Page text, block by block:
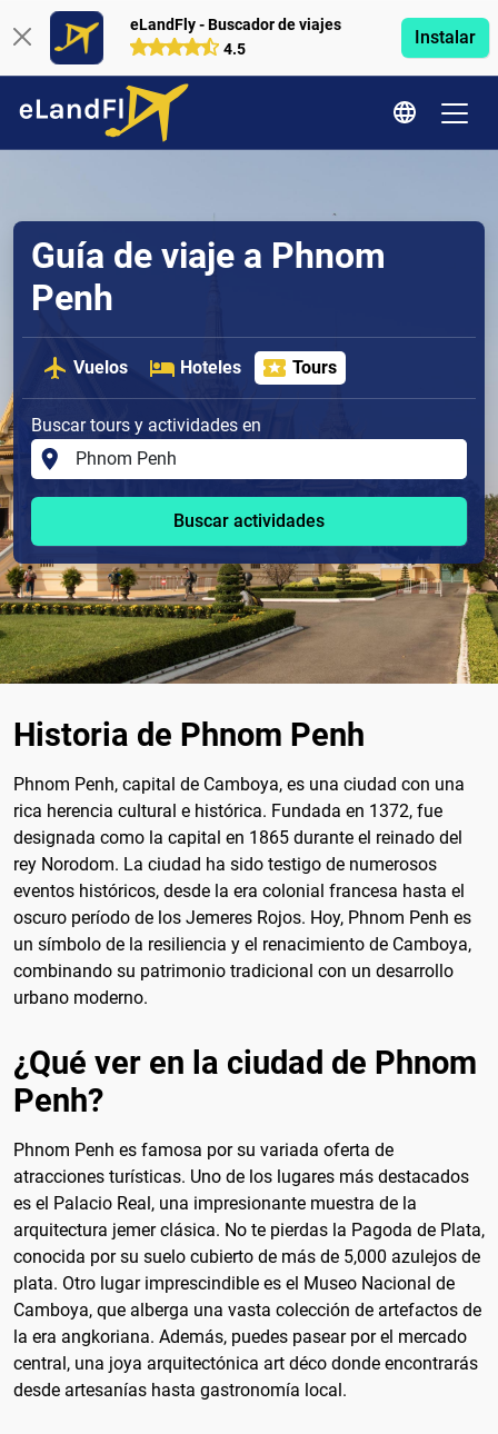
eLandFly - Buscador de viajes
4.5
Instalar
Guía de viaje a Phnom
Penh
Vuelos Hoteles Tours
Buscar tours y actividades en
Buscar actividades
Historia de Phnom Penh
Phnom Penh, capital de Camboya, es una ciudad con una
rica herencia cultural e histórica. Fundada en 1372, fue
designada como la capital en 1865 durante el reinado del
rey Norodom. La ciudad ha sido testigo de numerosos
eventos históricos, desde la era colonial francesa hasta el
oscuro período de los Jemeres Rojos. Hoy, Phnom Penh es
un símbolo de la resiliencia y el renacimiento de Camboya,
combinando su patrimonio tradicional con un desarrollo
urbano moderno.
¿Qué ver en la ciudad de Phnom
Penh?
Phnom Penh es famosa por su variada oferta de
atracciones turísticas. Uno de los lugares más destacados
es el Palacio Real, una impresionante muestra de la
arquitectura jemer clásica. No te pierdas la Pagoda de Plata,
conocida por su suelo cubierto de más de 5,000 azulejos de
plata. Otro lugar imprescindible es el Museo Nacional de
Camboya, que alberga una vasta colección de artefactos de
la era angkoriana. Además, puedes pasear por el mercado
central, una joya arquitectónica art déco donde encontrarás
desde artesanías hasta gastronomía local.